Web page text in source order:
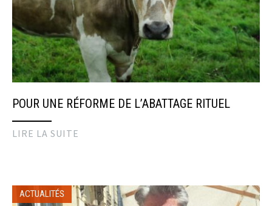
POUR UNE RÉFORME DE L’ABATTAGE RITUEL
LIRE LA SUITE
ACTUALITÉS